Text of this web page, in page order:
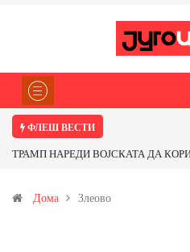
ФЛЕШ ВЕСТИ
КОРИСТИ МЕТАЛИ САМО ОД САД
Дома Злеово